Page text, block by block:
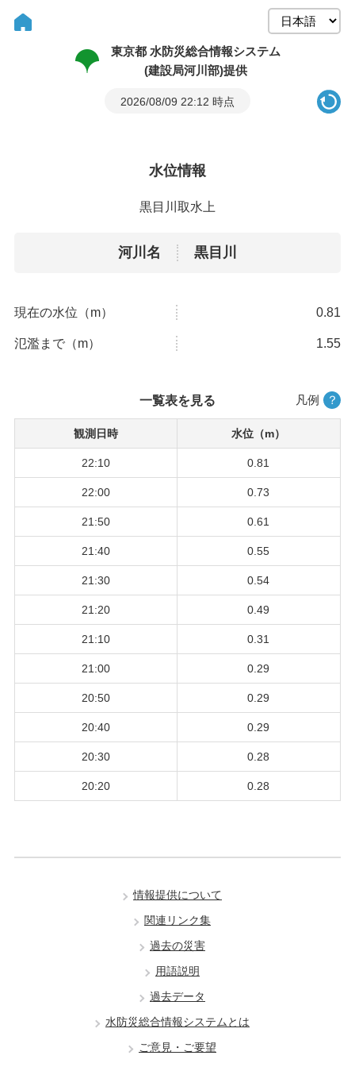
東京都 水防災総合情報システム
(建設局河川部)提供
2026/08/09 22:12 時点
水位情報
黒目川取水上
河川名 黒目川
現在の水位（m） 0.81
氾濫まで（m） 1.55
凡例 ？
一覧表を見る
観測日時 水位（m）
22:10 0.81
22:00 0.73
21:50 0.61
21:40 0.55
21:30 0.54
21:20 0.49
21:10 0.31
21:00 0.29
20:50 0.29
20:40 0.29
20:30 0.28
20:20 0.28
情報提供について
関連リンク集
過去の災害
用語説明
過去データ
水防災総合情報システムとは
ご意見・ご要望